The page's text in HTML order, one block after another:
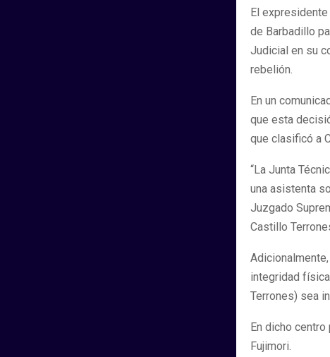
El
de Barbadillo
Judicial en su
rebelión.
En un
que esta
que clasificó a
“La Junta
una asistenta
Juzgado
Castillo
integridad
Terrones) sea
En dicho
Fujimori.